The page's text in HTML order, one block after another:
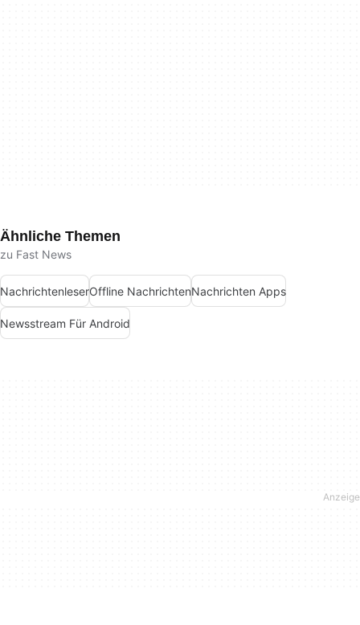
Ähnliche Themen
zu Fast News
NachrichtenleserOffline NachrichtenNachrichten Apps
Newsstream Für Android